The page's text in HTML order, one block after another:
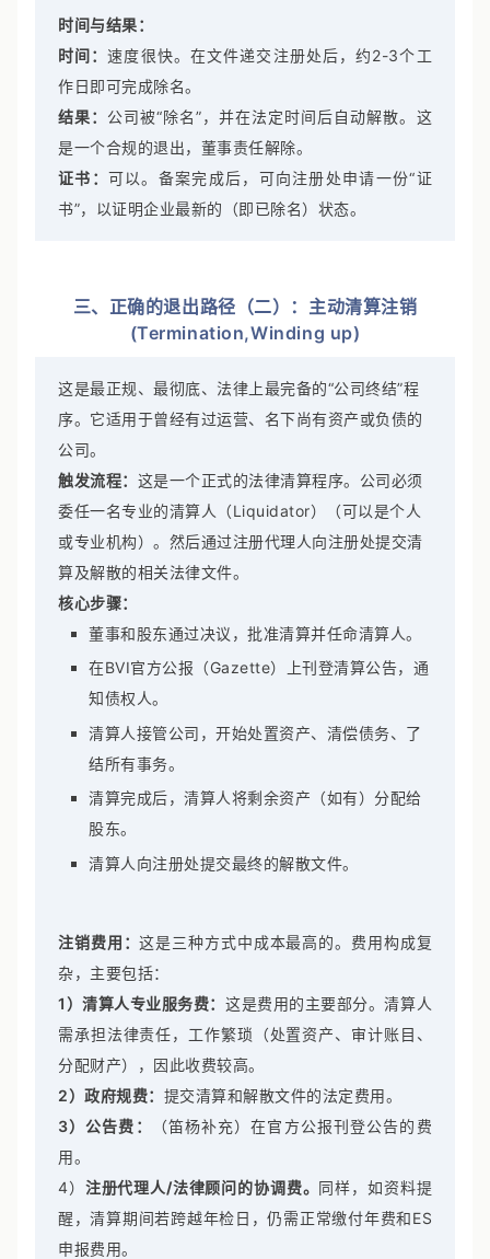
时间与结果：
时间：速度很快。在文件递交注册处后，约2-3个工
作日即可完成除名。
结果： 公司被“除名”，并在法定时间后自动解散。这
是一个合规的退出，董事责任解除。
证书： 可以。备案完成后，可向注册处申请一份“证
书”，以证明企业最新的（即已除名）状态。
三、正确的退出路径（二）：主动清算注销
(Termination,Winding up)
这是最正规、最彻底、法律上最完备的“公司终结”程
序。它适用于曾经有过运营、名下尚有资产或负债的
公司。
触发流程： 这是一个正式的法律清算程序。公司必须
委任一名专业的清算人（Liquidator）（可以是个人
或专业机构）。然后通过注册代理人向注册处提交清
算及解散的相关法律文件。
核心步骤：
董事和股东通过决议，批准清算并任命清算人。
在BVI官方公报（Gazette）上刊登清算公告，通
知债权人。
清算人接管公司，开始处置资产、清偿债务、了
结所有事务。
清算完成后，清算人将剩余资产（如有）分配给
股东。
清算人向注册处提交最终的解散文件。
注销费用：这是三种方式中成本最高的。费用构成复
杂，主要包括：
1）清算人专业服务费： 这是费用的主要部分。清算人
需承担法律责任，工作繁琐（处置资产、审计账目、
分配财产），因此收费较高。
2）政府规费： 提交清算和解散文件的法定费用。
3）公告费：
（笛杨补充）在官方公报刊登公告的费
用。
4） 注册代理人/法律顾问的协调费。 同样，如资料提
醒，清算期间若跨越年检日，仍需正常缴付年费和ES
申报费用。